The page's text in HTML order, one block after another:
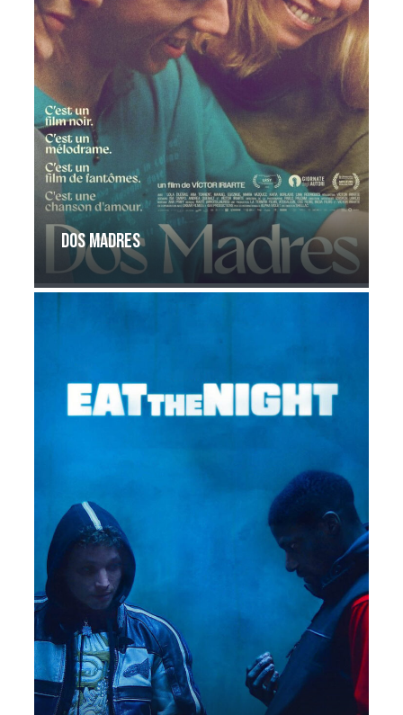
Dos madres